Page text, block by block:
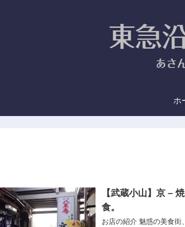
ホ
【武蔵小山】京 –
食。
お店の紹介 魅惑の美食街